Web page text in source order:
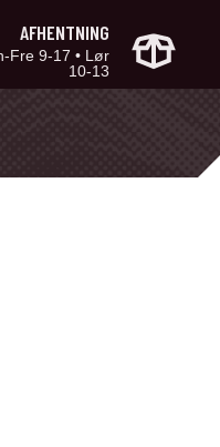
AFHENTNING
Fre 9-17 • Lør
10-13